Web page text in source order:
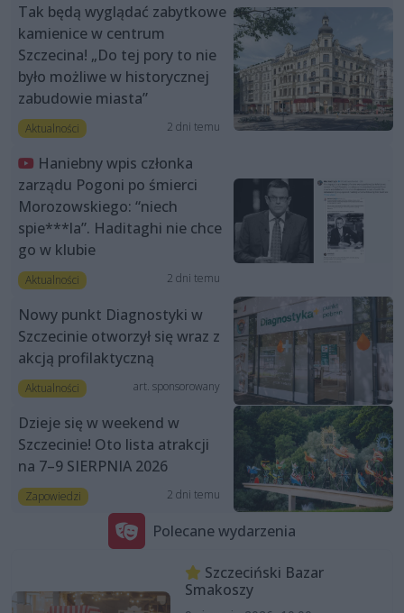
Tak będą wyglądać zabytkowe
kamienice w centrum
Szczecina! „Do tej pory to nie
było możliwe w historycznej
zabudowie miasta”
Aktualności 2 dni temu
Haniebny wpis członka
zarządu Pogoni po śmierci
Morozowskiego: “niech
spie***la”. Haditaghi nie chce
go w klubie
Aktualności 2 dni temu
Nowy punkt Diagnostyki w
Szczecinie otworzył się wraz z
akcją profilaktyczną
Aktualności art. sponsorowany
Dzieje się w weekend w
Szczecinie! Oto lista atrakcji
na 7–9 SIERPNIA 2026
Zapowiedzi 2 dni temu
Polecane wydarzenia
Szczeciński Bazar
Smakoszy